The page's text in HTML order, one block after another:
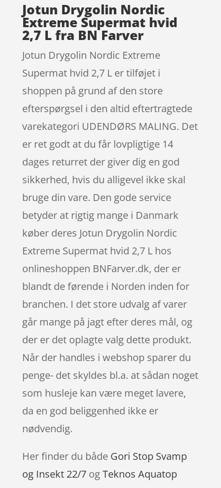
Jotun Drygolin Nordic
Extreme Supermat hvid
2,7 L fra BN Farver
Jotun Drygolin Nordic Extreme
Supermat hvid 2,7 L er tilføjet i
shoppen på grund af den store
efterspørgsel i den altid eftertragtede
varekategori UDENDØRS MALING. Det
er ret godt at du får lovpligtige 14
dages returret der giver dig en god
sikkerhed, hvis du alligevel ikke skal
bruge din vare. Den gode service
betyder at rigtig mange i Danmark
køber deres Jotun Drygolin Nordic
Extreme Supermat hvid 2,7 L hos
onlineshoppen BNFarver.dk, der er
blandt de førende i Norden inden for
branchen. I det store udvalg af varer
går mange på jagt efter deres mål, og
der er det oplagte valg dette produkt.
Når der handles i webshop sparer du
penge- det skyldes bl.a. at sådan noget
som husleje kan være meget lavere,
da en god beliggenhed ikke er
nødvendig.
Her finder du både Gori Stop Svamp
og Insekt 22/7ogTeknos Aquatop